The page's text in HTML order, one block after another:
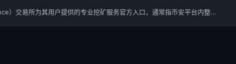
）交易所为其用户提供的专业挖矿服务官方入口，通常指币安平台内整...